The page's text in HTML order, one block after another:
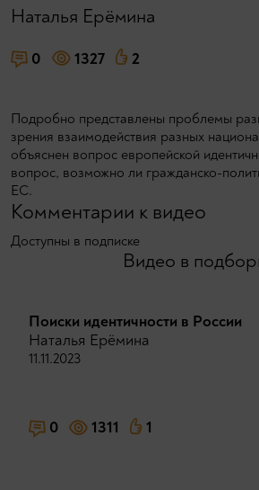
Наталья Ерёмина
0 1327 2
Подробно представлены проблемы
зрения взаимодействия разных
объяснен вопрос европейской
вопрос, возможно ли гражданско-
ЕС.
Комментарии к видео
Доступны в подписке
Видео в
Поиски идентичности в России
Наталья Ерёмина
11.11.2023
0 1311 1